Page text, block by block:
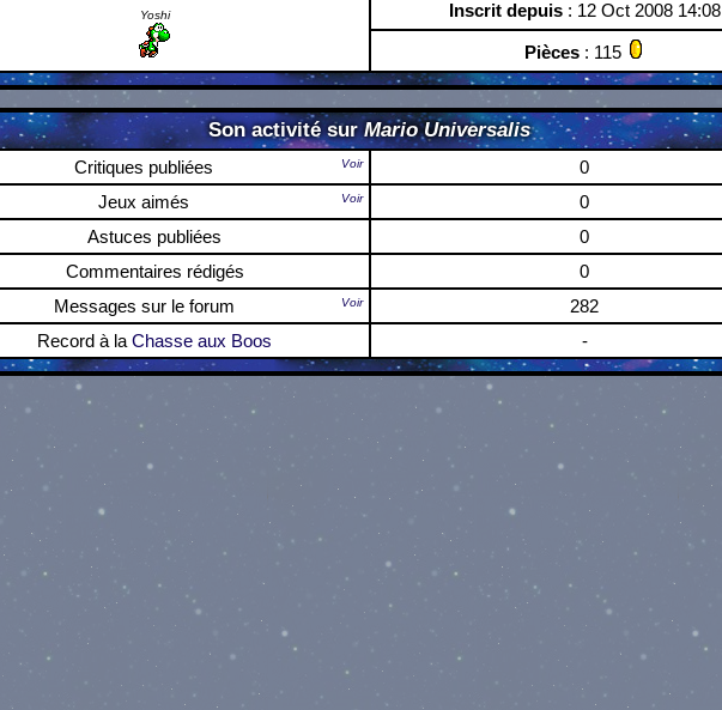
Yoshi
Inscrit depuis: 12 Oct 2008 14:08
Pièces: 115
Son activité sur Mario Universalis
Critiques publiées Voir
0
Jeux aimés
Voir
0
Astuces publiées
0
Commentaires rédigés
0
Messages sur le forum
Voir
282
Record à la Chasse aux Boos -